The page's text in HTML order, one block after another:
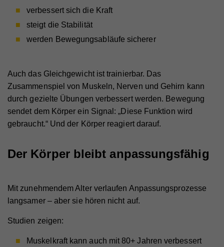
verbessert sich die Kraft
steigt die Stabilität
werden Bewegungsabläufe sicherer
Auch das Gleichgewicht ist trainierbar. Das
Zusammenspiel von Muskeln, Nerven und Gehirn kann
durch gezielte Übungen verbessert werden. Bewegung
sendet dem Körper ein Signal: „Diese Funktion wird
gebraucht.“ Und der Körper reagiert darauf.
Der Körper bleibt anpassungsfähig
Mit zunehmendem Alter verlaufen Anpassungsprozesse
langsamer – aber sie hören nicht auf.
Studien zeigen:
Muskelkraft kann auch mit 80+ Jahren verbessert